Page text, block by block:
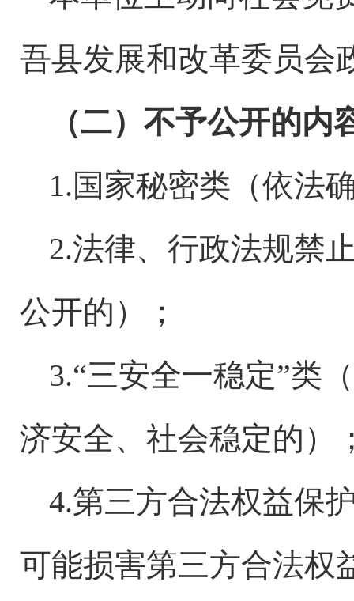
吾县发展和改革委员会
（二）不予公开的内
1.国家秘密类（依法
2.法律、行政法规禁
公开的）；
3.“三安全一稳定”类
济安全、社会稳定的）
4.第三方合法权益保
可能损害第三方合法权